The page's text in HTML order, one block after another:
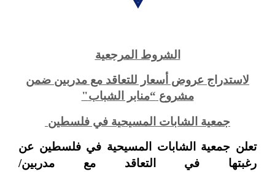
الشروط المرجعية
لاستدراج عروض أسعار للتعاقد مع مدربين ضمن
مشروع “منابر الشباب"
جمعية الشابات المسيحية في فلسطين
تعلن جمعية الشابات المسيحية في فلسطين عن
رغبتها في التعاقد مع مدربين/